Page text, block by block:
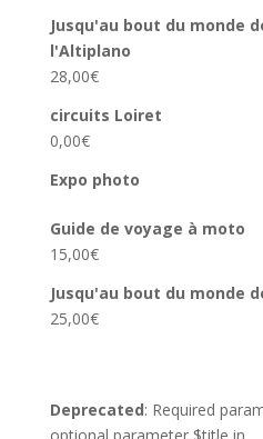
Jusqu'au bout du monde
l'Altiplano
28,00€
circuits Loiret
0,00€
Expo photo
Guide de voyage à moto
15,00€
Jusqu'au bout du monde
25,00€
Deprecated: Required